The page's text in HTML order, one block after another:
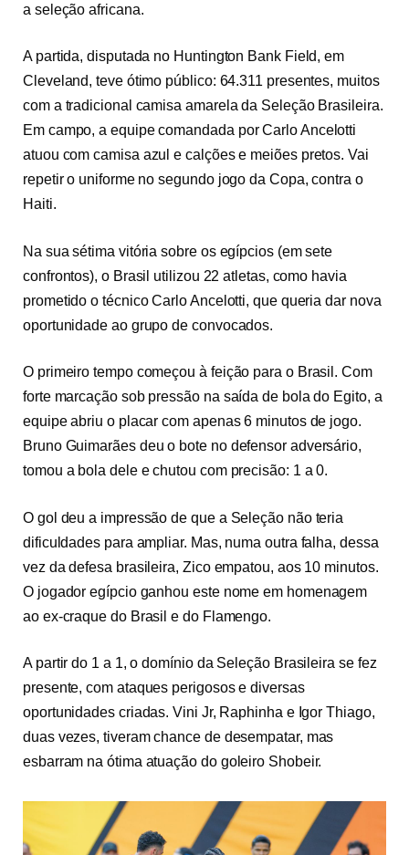
a seleção africana.
A partida, disputada no Huntington Bank Field, em
Cleveland, teve ótimo público: 64.311 presentes, muitos
com a tradicional camisa amarela da Seleção Brasileira.
Em campo, a equipe comandada por Carlo Ancelotti
atuou com camisa azul e calções e meiões pretos. Vai
repetir o uniforme no segundo jogo da Copa, contra o
Haiti.
Na sua sétima vitória sobre os egípcios (em sete
confrontos), o Brasil utilizou 22 atletas, como havia
prometido o técnico Carlo Ancelotti, que queria dar nova
oportunidade ao grupo de convocados.
O primeiro tempo começou à feição para o Brasil. Com
forte marcação sob pressão na saída de bola do Egito, a
equipe abriu o placar com apenas 6 minutos de jogo.
Bruno Guimarães deu o bote no defensor adversário,
tomou a bola dele e chutou com precisão: 1 a 0.
O gol deu a impressão de que a Seleção não teria
dificuldades para ampliar. Mas, numa outra falha, dessa
vez da defesa brasileira, Zico empatou, aos 10 minutos.
O jogador egípcio ganhou este nome em homenagem
ao ex-craque do Brasil e do Flamengo.
A partir do 1 a 1, o domínio da Seleção Brasileira se fez
presente, com ataques perigosos e diversas
oportunidades criadas. Vini Jr, Raphinha e Igor Thiago,
duas vezes, tiveram chance de desempatar, mas
esbarram na ótima atuação do goleiro Shobeir.